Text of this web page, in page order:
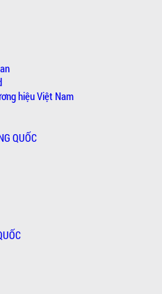
hiệu Việt Nam
QUỐC